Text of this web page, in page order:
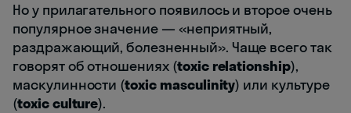
Но у прилагательного появилось и второе очень
популярное значение — «неприятный,
раздражающий, болезненный». Чаще всего так
говорят об отношениях (toxic relationship),
маскулинности (toxic masculinity) или культуре
(toxic culture).